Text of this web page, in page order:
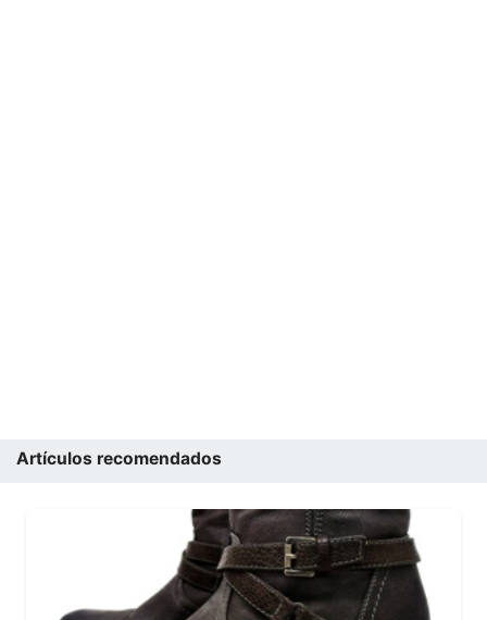
Artículos recomendados